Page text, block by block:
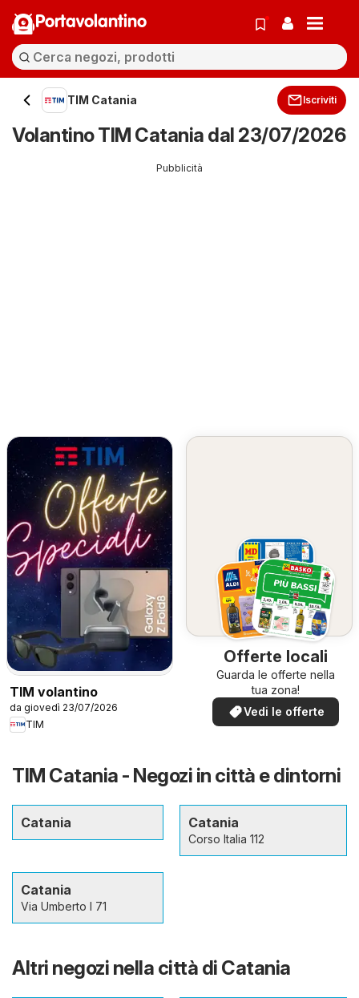
Portavolantino
TIM Catania Iscriviti
Volantino TIM Catania dal 23/07/2026
Pubblicità
TIM volantino
da giovedì 23/07/2026
TIM
Offerte locali
Guarda le offerte nella
tua zona!
Vedi le offerte
TIM Catania - Negozi in città e dintorni
Catania Catania
Corso Italia 112
Catania
Via Umberto I 71
Altri negozi nella città di Catania